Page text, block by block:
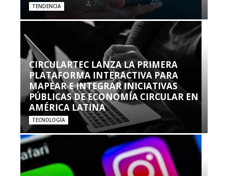
TENDENCIA
CIRCULARTEC LANZA LA PRIMERA
PLATAFORMA INTERACTIVA PARA
MAPEAR E INTEGRAR INICIATIVAS
PÚBLICAS DE ECONOMÍA CIRCULAR EN
AMÉRICA LATINA
TECNOLOGÍA